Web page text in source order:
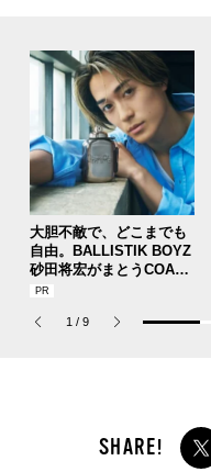
大胆不敵で、どこまでも
自由。BALLISTIK BOYZ
砂田将宏がまとうCOACH
の新作フレグランス「コ
パルファム」
1 / 9